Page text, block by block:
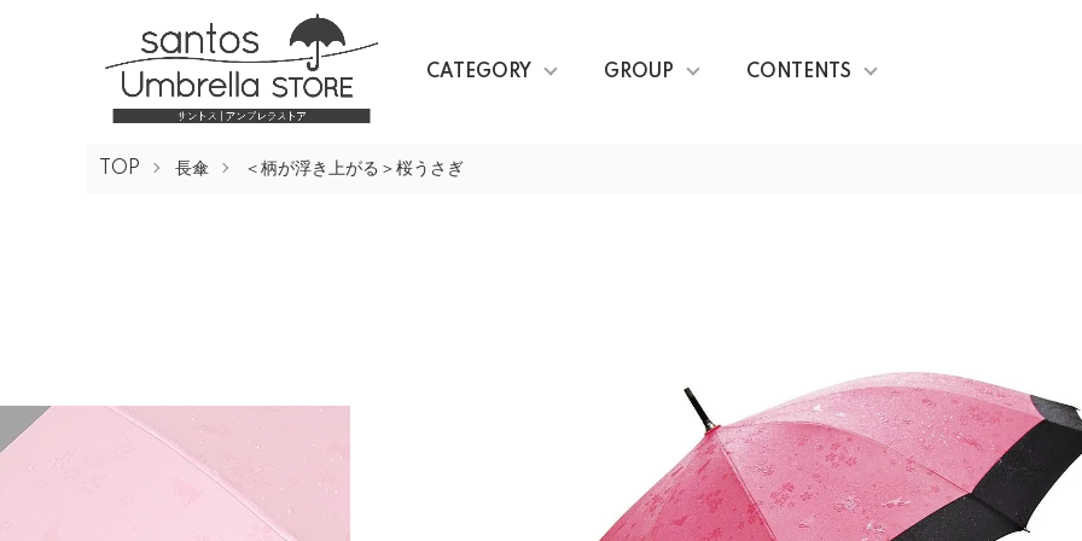
CATEGORY GROUP CONTENTS
TOP 長傘 ＜柄が浮き上がる＞桜うさぎ